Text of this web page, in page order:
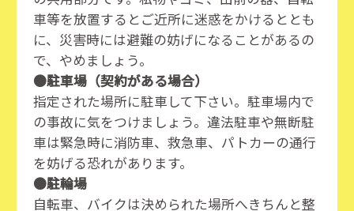
車等を放置するとご近所に迷惑をかけるととも
に、災害時には避難の妨げになることがあるの
で、やめましょう。
●駐車場（契約がある場合）
指定された場所に駐車して下さい。駐車場内で
の事故に気をつけましょう。違法駐車や無断駐
車は緊急時に消防車、救急車、パトカーの通行
を妨げる恐れがあります。
●駐輪場
自転車、バイクは決められた場所へきちんと整